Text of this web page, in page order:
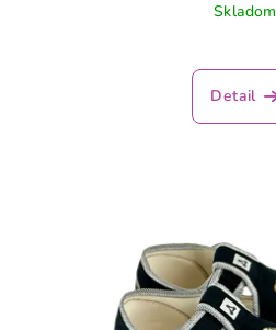
Skladom
Detail